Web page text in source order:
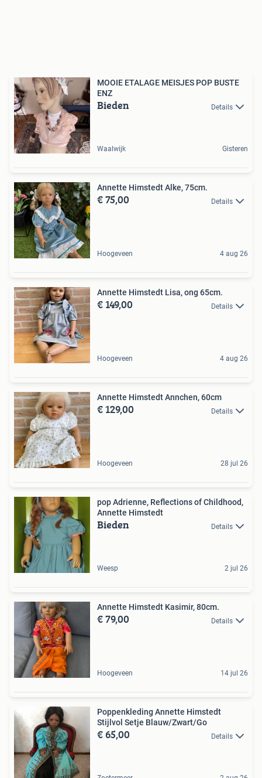
MOOIE ETALAGE MEISJES POP BUSTE
ENZ
Bieden Details
Waalwijk Gisteren
Annette Himstedt Alke, 75cm.
€ 75,00 Details
Hoogeveen 4 aug 26
Annette Himstedt Lisa, ong 65cm.
€ 149,00 Details
Hoogeveen 4 aug 26
Annette Himstedt Annchen, 60cm
€ 129,00 Details
Hoogeveen 28 jul 26
pop Adrienne, Reflections of Childhood,
Annette Himstedt
Bieden Details
Weesp 2 jul 26
Annette Himstedt Kasimir, 80cm.
€ 79,00 Details
Hoogeveen 14 jul 26
Poppenkleding Annette Himstedt
Stijlvol Setje Blauw/Zwart/Go
€ 65,00 Details